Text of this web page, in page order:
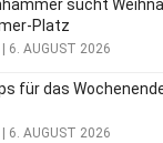
sucht
Platz
6. AUGUST 2026
für das
6. AUGUST 2026